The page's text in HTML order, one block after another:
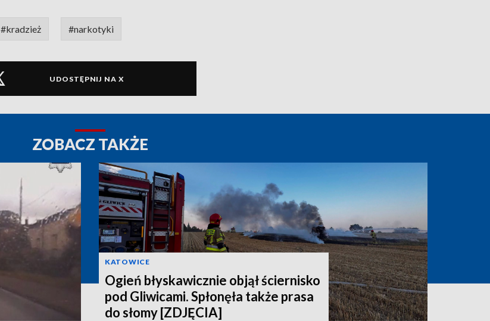
#kradzież #narkotyki
UDOSTĘPNIJ NA X
ZOBACZ TAKŻE
KATOWICE
Ogień błyskawicznie objął ściernisko
pod Gliwicami. Spłonęła także prasa
do słomy [ZDJĘCIA]